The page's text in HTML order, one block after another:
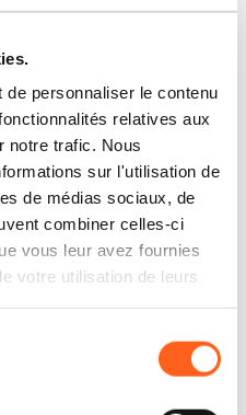
personnaliser le contenu
relatives aux
notre trafic. Nous
sur l'utilisation de
de médias sociaux, de
combiner celles-ci
vous leur avez fournies
votre utilisation de leurs